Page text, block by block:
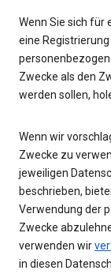
Wenn Sie sich für
eine
Zwecke als den
werden sollen,
Wenn wir
Zwecke zu
jeweiligen
beschrieben,
Verwendung der
Zwecke
verwenden wir
in diesen